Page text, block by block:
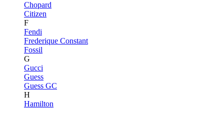
Chopard
Citizen
F
Fendi
Frederique Constant
Fossil
G
Gucci
Guess
Guess GC
H
Hamilton